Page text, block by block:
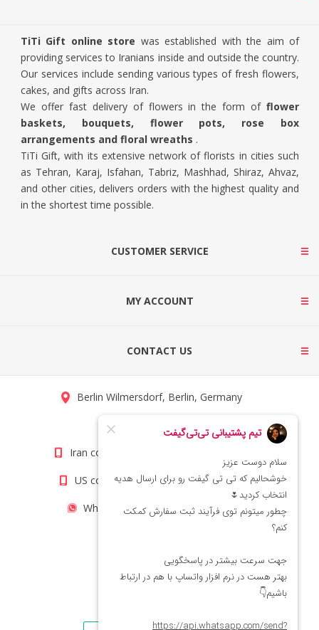
TiTi Gift online store was established with the aim of
providing services to Iranians inside and outside the country.
Our services include sending various types of fresh flowers,
cakes, and gifts across Iran.
We offer fast delivery of flowers in the form of flower
baskets, bouquets, flower pots, rose box
arrangements and floral wreaths .
TiTi Gift, with its extensive network of florists in cities such
as Tehran, Karaj, Isfahan, Tabriz, Mashhad, Shiraz, Ahvaz,
and other cities, delivers orders with the highest quality and
in the shortest time possible.
CUSTOMER SERVICE
MY ACCOUNT
CONTACT US
Berlin Wilmersdorf, Berlin, Germany
info@titigift.com
Iran contact number: +98(21)66066403
US contact number: +1(408)8054942
WhatsApp Number 09222029138